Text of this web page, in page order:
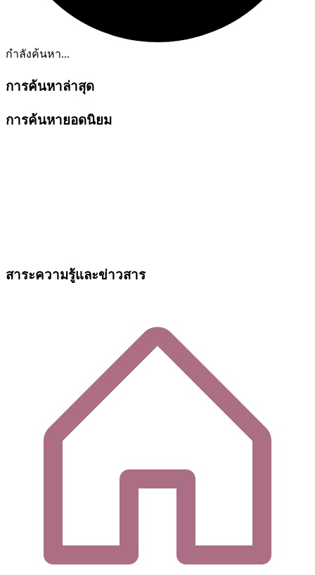
กำลังค้นหา...
การค้นหาล่าสุด
การค้นหายอดนิยม
สาระความรู้และข่าวสาร